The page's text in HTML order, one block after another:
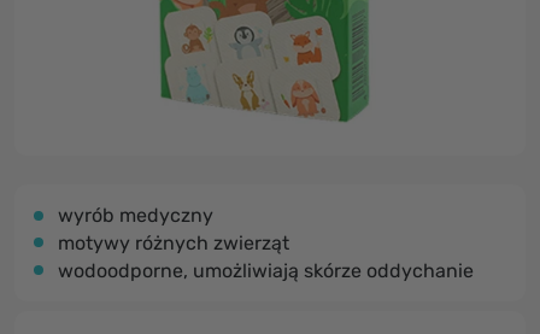
wyrób medyczny
motywy różnych zwierząt
wodoodporne, umożliwiają skórze oddychanie